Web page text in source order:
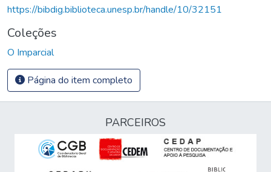
https://bibdig.biblioteca.unesp.br/handle/10/32151
Coleções
O Imparcial
Página do item completo
PARCEIROS